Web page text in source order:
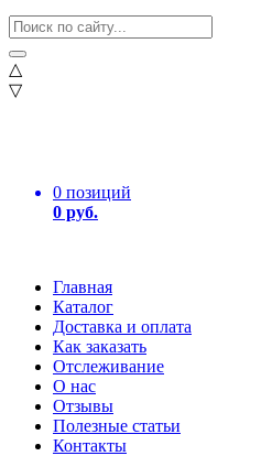
△
▽
0 позиций
0 руб.
Главная
Каталог
Доставка и оплата
Как заказать
Отслеживание
О нас
Отзывы
Полезные статьи
Контакты